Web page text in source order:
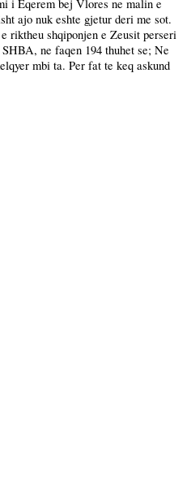
i Eqerem bej Vlores ne malin e
ajo nuk eshte gjetur deri me sot.
riktheu shqiponjen e Zeusit perseri
ne faqen 194 thuhet se; Ne
mbi ta. Per fat te keq askund